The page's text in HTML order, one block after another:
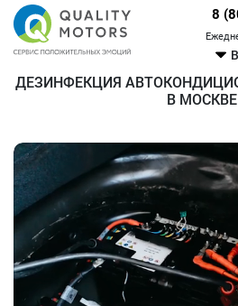
8
ДЕЗИНФЕКЦИЯ
В МОСКВЕ